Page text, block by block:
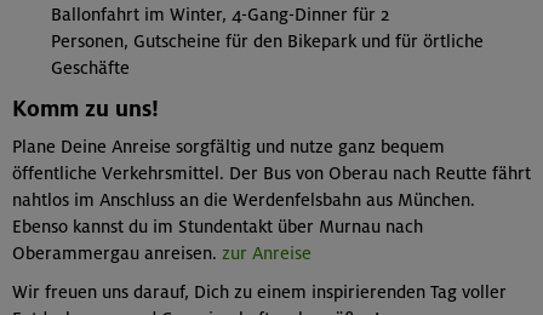
Ballonfahrt im Winter, 4-Gang-Dinner für 2
Personen, Gutscheine für den Bikepark und für örtliche
Geschäfte
Komm zu uns!
Plane Deine Anreise sorgfältig und nutze ganz bequem
öffentliche Verkehrsmittel. Der Bus von Oberau nach Reutte fährt
nahtlos im Anschluss an die Werdenfelsbahn aus München.
Ebenso kannst du im Stundentakt über Murnau nach
Oberammergau anreisen. zur Anreise
Wir freuen uns darauf, Dich zu einem inspirierenden Tag voller